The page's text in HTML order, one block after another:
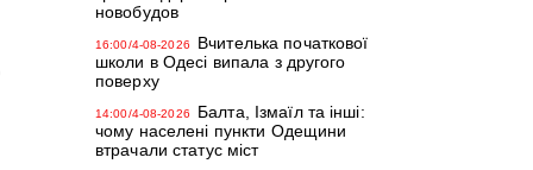
новобудов
16:00/4-08-2026
Вчителька початкової
школи в Одесі випала з другого
поверху
14:00/4-08-2026
Балта, Ізмаїл та інші:
чому населені пункти Одещини
втрачали статус міст